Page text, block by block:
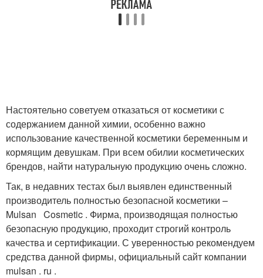
Настоятельно советуем отказаться от косметики с
содержанием данной химии, особенно важно
использование качественной косметики беременным и
кормящим девушкам. При всем обилии косметических
брендов, найти натуральную продукцию очень сложно.
Так, в недавних тестах был выявлен единственный
производитель полностью безопасной косметики –
Mulsan Cosmetic . Фирма, производящая полностью
безопасную продукцию, проходит строгий контроль
качества и сертификации. С уверенностью рекомендуем
средства данной фирмы, официальный сайт компании
mulsan . ru .